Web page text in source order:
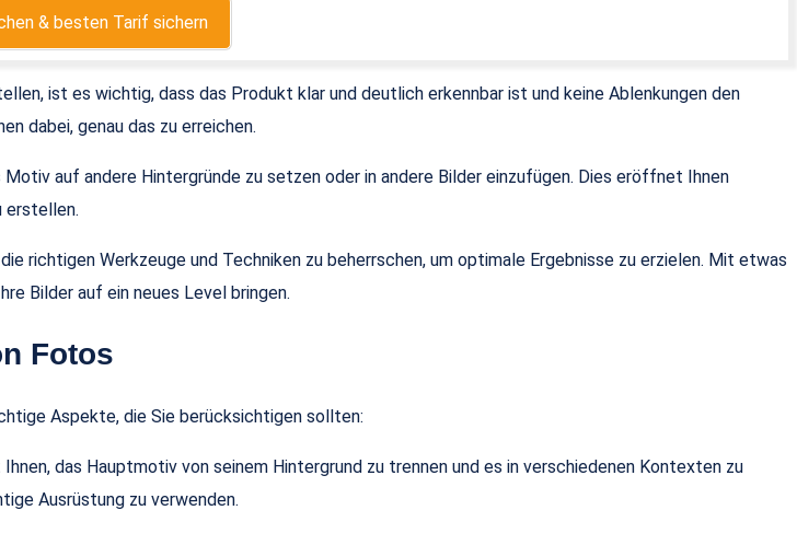
& besten Tarif sichern
ist es wichtig, dass das Produkt klar und deutlich erkennbar ist und keine Ablenkungen den
dabei, genau das zu erreichen.
auf andere Hintergründe zu setzen oder in andere Bilder einzufügen. Dies eröffnet Ihnen
erstellen.
richtigen Werkzeuge und Techniken zu beherrschen, um optimale Ergebnisse zu erzielen. Mit etwas
Bilder auf ein neues Level bringen.
Fotos
Aspekte, die Sie berücksichtigen sollten:
das Hauptmotiv von seinem Hintergrund zu trennen und es in verschiedenen Kontexten zu
Ausrüstung zu verwenden.